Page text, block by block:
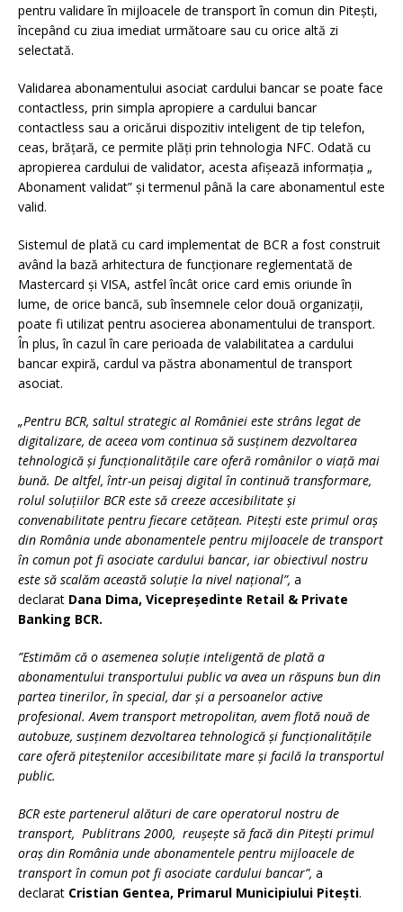
pentru validare în mijloacele de transport în comun din Pitești,
începând cu ziua imediat următoare sau cu orice altă zi
selectată.
Validarea abonamentului asociat cardului bancar se poate face
contactless, prin simpla apropiere a cardului bancar
contactless sau a oricărui dispozitiv inteligent de tip telefon,
ceas, brățară, ce permite plăți prin tehnologia NFC. Odată cu
apropierea cardului de validator, acesta afișează informația „
Abonament validat” și termenul până la care abonamentul este
valid.
Sistemul de plată cu card implementat de BCR a fost construit
având la bază arhitectura de funcționare reglementată de
Mastercard și VISA, astfel încât orice card emis oriunde în
lume, de orice bancă, sub însemnele celor două organizații,
poate fi utilizat pentru asocierea abonamentului de transport.
În plus, în cazul în care perioada de valabilitatea a cardului
bancar expiră, cardul va păstra abonamentul de transport
asociat.
„Pentru BCR, saltul strategic al României este strâns legat de
digitalizare, de aceea vom continua să susținem dezvoltarea
tehnologică și funcționalitățile care oferă românilor o viață mai
bună. De altfel, într-un peisaj digital în continuă transformare,
rolul soluțiilor BCR este să creeze accesibilitate și
convenabilitate pentru fiecare cetățean. Pitești este primul oraș
din România unde abonamentele pentru mijloacele de transport
în comun pot fi asociate cardului bancar, iar obiectivul nostru
este să scalăm această soluție la nivel național”, a
declarat Dana Dima, Vicepreședinte Retail & Private
Banking BCR.
”Estimăm că o asemenea soluție inteligentă de plată a
abonamentului transportului public va avea un răspuns bun din
partea tinerilor, în special, dar și a persoanelor active
profesional. Avem transport metropolitan, avem flotă nouă de
autobuze, susținem dezvoltarea tehnologică și funcționalitățile
care oferă piteștenilor accesibilitate mare și facilă la transportul
public.
BCR este partenerul alături de care operatorul nostru de
transport, Publitrans 2000, reușește să facă din Pitești primul
oraș din România unde abonamentele pentru mijloacele de
transport în comun pot fi asociate cardului bancar”, a
declarat Cristian Gentea, Primarul Municipiului Pitești.